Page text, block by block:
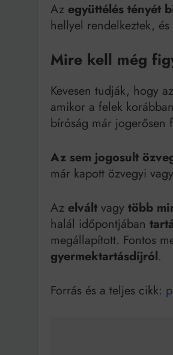
Az együttélés tényét
hellyel rendelkeztek,
Mire kell még
Kevesen tudják, hogy az
amikor a felek
bíróság már jogerősen
Az sem jogosult
már kapott özvegyi
Az elvált vagy több
halál időpontjában
megállapított. Fontos
gyermektartásdíjról.
Forrás és a teljes cikk: